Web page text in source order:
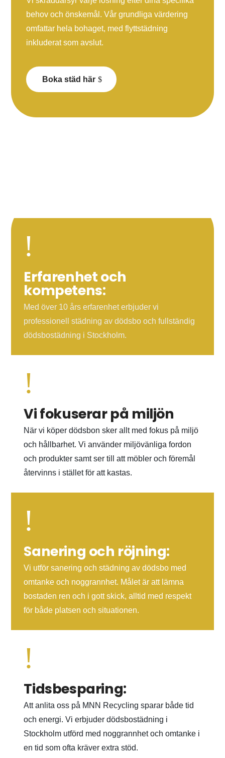
behov och önskemål. Vår grundliga värdering
omfattar hela bohaget, med flyttstädning
inkluderat som avslut.
Boka städ här
!
Erfarenhet och
kompetens:
Med över 10 års erfarenhet erbjuder vi
professionell städning av dödsbo och fullständig
dödsbostädning i Stockholm.
!
Vi fokuserar på miljön
När vi köper dödsbon sker allt med fokus på miljö
och hållbarhet. Vi använder miljövänliga fordon
och produkter samt ser till att möbler och föremål
återvinns i stället för att kastas.
!
Sanering och röjning:
Vi utför sanering och städning av dödsbo med
omtanke och noggrannhet. Målet är att lämna
bostaden ren och i gott skick, alltid med respekt
för både platsen och situationen.
!
Tidsbesparing:
Att anlita oss på MNN Recycling sparar både tid
och energi. Vi erbjuder dödsbostädning i
Stockholm utförd med noggrannhet och omtanke i
en tid som ofta kräver extra stöd.